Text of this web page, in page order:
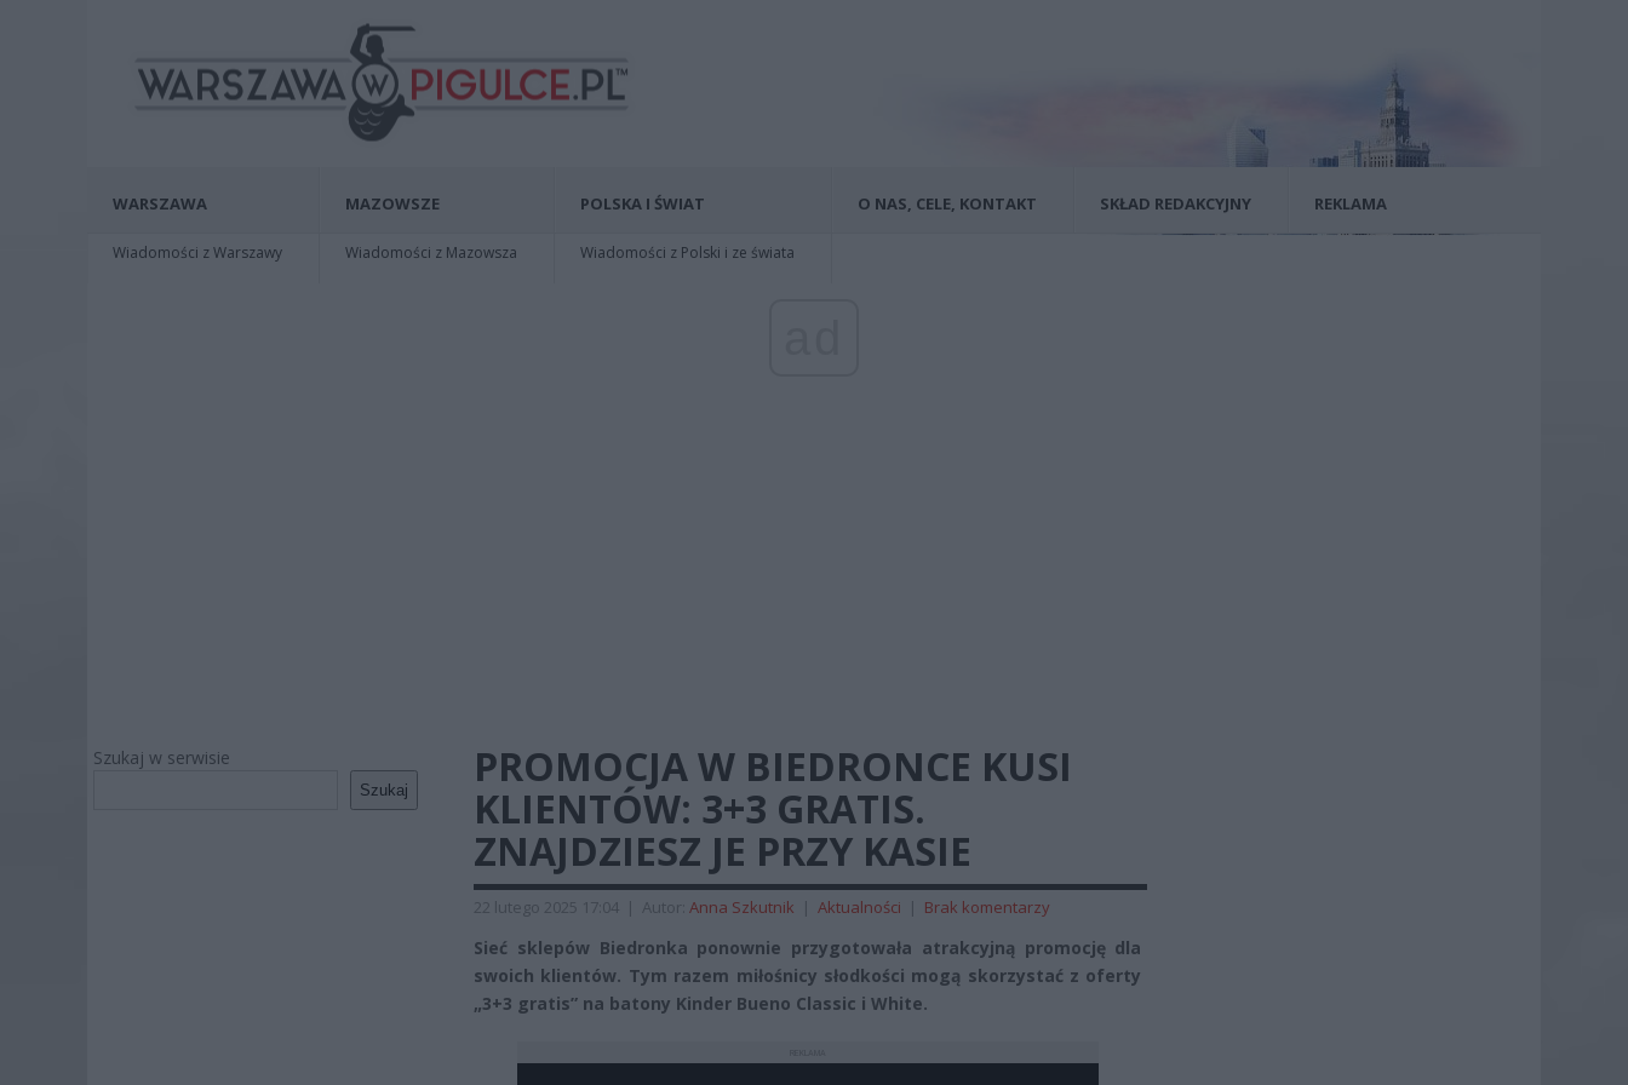
WARSZAWA
Wiadomości z Warszawy
MAZOWSZE
Wiadomości z Mazowsza
POLSKA I ŚWIAT
Wiadomości z Polski i ze świata
O NAS, CELE, KONTAKT SKŁAD REDAKCYJNY REKLAMA
Szukaj w serwisie
Szukaj
PROMOCJA W BIEDRONCE KUSI
KLIENTÓW: 3+3 GRATIS.
ZNAJDZIESZ JE PRZY KASIE
22 lutego 2025 17:04 | Autor: Anna Szkutnik | Aktualności | Brak komentarzy
Sieć sklepów Biedronka ponownie przygotowała atrakcyjną promocję dla
swoich klientów. Tym razem miłośnicy słodkości mogą skorzystać z oferty
„3+3 gratis” na batony Kinder Bueno Classic i White.